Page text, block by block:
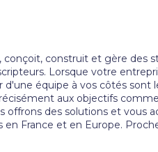
conçoit, construit et gère des
Lorsque votre
équipe à vos côtés sont
aux objectifs
offrons des solutions et vous
France et en Europe.